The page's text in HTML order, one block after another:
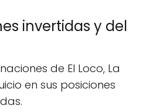
invertidas y del
de El Loco, La
en sus posiciones